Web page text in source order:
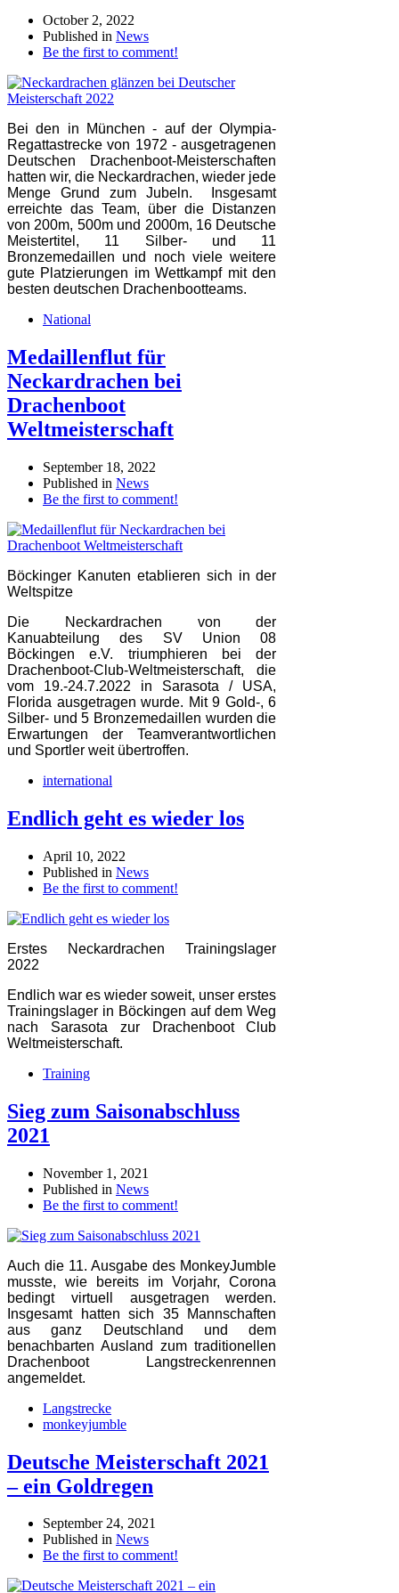
October 2, 2022
Published in News
Be the first to comment!
Bei den in München - auf der Olympia-
Regattastrecke von 1972 - ausgetragenen
Deutschen Drachenboot-Meisterschaften
hatten wir, die Neckardrachen, wieder jede
Menge Grund zum Jubeln.
Insgesamt
erreichte das Team, über die Distanzen
von 200m, 500m und 2000m, 16 Deutsche
Meistertitel, 11 Silber- und 11
Bronzemedaillen und noch viele weitere
gute Platzierungen im Wettkampf mit den
besten deutschen Drachenbootteams.
National
Medaillenflut für
Neckardrachen bei
Drachenboot
Weltmeisterschaft
September 18, 2022
Published in News
Be the first to comment!
Böckinger Kanuten etablieren sich in der
Weltspitze
Die Neckardrachen von der
Kanuabteilung des SV Union 08
Böckingen e.V. triumphieren bei der
Drachenboot-Club-Weltmeisterschaft, die
vom 19.-24.7.2022 in Sarasota / USA,
Florida ausgetragen wurde. Mit 9 Gold-, 6
Silber- und 5 Bronzemedaillen wurden die
Erwartungen der Teamverantwortlichen
und Sportler weit übertroffen.
international
Endlich geht es wieder los
April 10, 2022
Published in News
Be the first to comment!
Erstes Neckardrachen Trainingslager
2022
Endlich war es wieder soweit, unser erstes
Trainingslager in Böckingen auf dem Weg
nach Sarasota zur Drachenboot Club
Weltmeisterschaft.
Training
Sieg zum Saisonabschluss
2021
November 1, 2021
Published in News
Be the first to comment!
Auch die 11. Ausgabe des MonkeyJumble
musste, wie bereits im Vorjahr, Corona
bedingt virtuell ausgetragen werden.
Insgesamt hatten sich 35 Mannschaften
aus ganz Deutschland und dem
benachbarten Ausland zum traditionellen
Drachenboot Langstreckenrennen
angemeldet.
Langstrecke
monkeyjumble
Deutsche Meisterschaft 2021
– ein Goldregen
September 24, 2021
Published in News
Be the first to comment!